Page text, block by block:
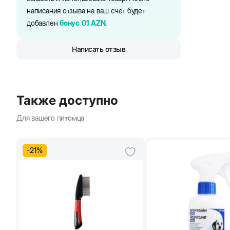
написания отзыва на ваш счет будет
добавленбонус 0.1 AZN.
Написать отзыв
Также доступно
Для вашего питомца
-21%